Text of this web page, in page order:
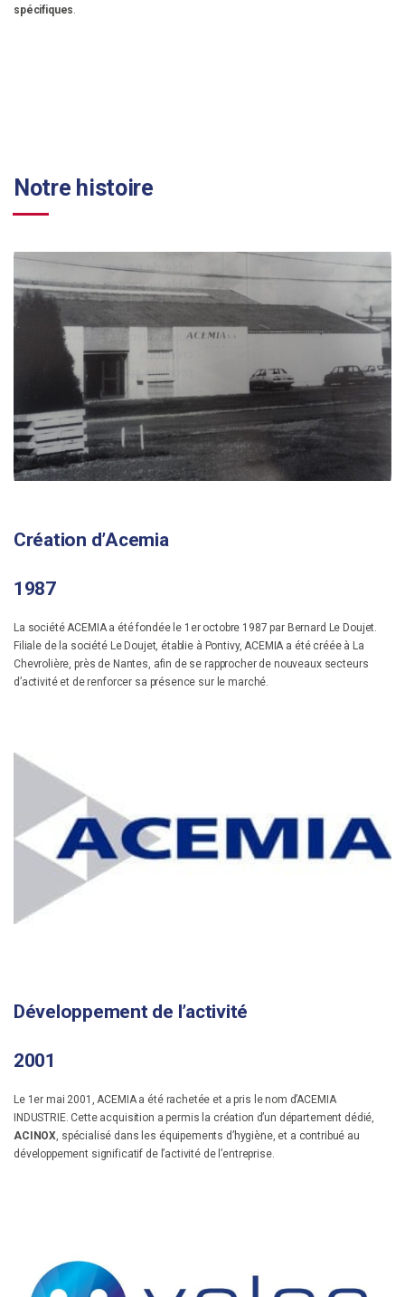
spécifiques
Notre histoire
Création d’Acemia
1987
La société ACEMIA a été fondée le 1er octobre 1987 par Bernard Le Doujet.
Filiale de la société Le Doujet, établie à Pontivy, ACEMIA a été créée à La
Chevrolière, près de Nantes, afin de se rapprocher de nouveaux secteurs
d’activité et de renforcer sa présence sur le marché.
Développement de l’activité
2001
Le 1er mai 2001, ACEMIA a été rachetée et a pris le nom d’ACEMIA
INDUSTRIE. Cette acquisition a permis la création d’un département dédié,
ACINOX, spécialisé dans les équipements d’hygiène, et a contribué au
développement significatif de l’activité de l’entreprise.